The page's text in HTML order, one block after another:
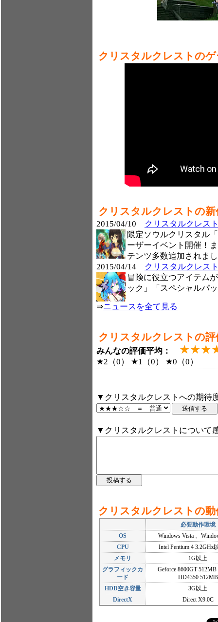
クリスタルクレストの
クリスタルクレストの
2015/04/10
クリスタルクレス
限定ソウルクリスタル
ーザーイベント開催！
テンツ多数追加されま
2015/04/14
クリスタルクレス
冒険に役立つアイテム
ック」「スペシャルパ
⇒ニュースを全て見る
クリスタルクレストの
みんなの評価平均：
★2（0） ★1（0） ★0（0）
▼クリスタルクレストへの期待
▼クリスタルクレストについて
クリスタルクレストの
必要動作環境
OS
Windows Vista 、
CPU
Intel Pentium 4 3.2GHz
メモリ
1G以上
グラフィックカ
ード
Geforce 8600GT 512MB
HD4350 512MB
HDD空き容量
3G以上
DirectX
Direct X9.0C